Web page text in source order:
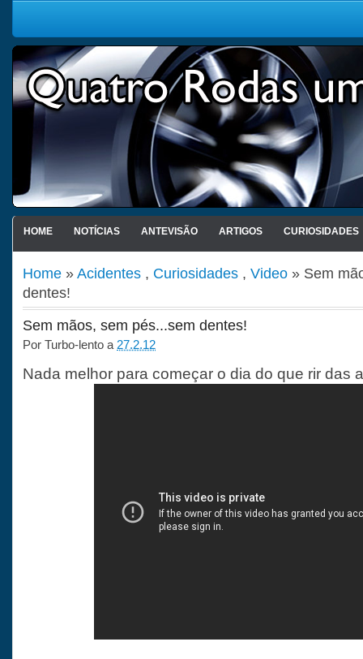
HOME NOTÍCIAS ANTEVISÃO ARTIGOS CURIOSIDADES
Home »Acidentes , Curiosidades , Video » Sem
dentes!
Sem mãos, sem pés...sem dentes!
Por Turbo-lento a 27.2.12
Nada melhor para começar o dia do que rir das